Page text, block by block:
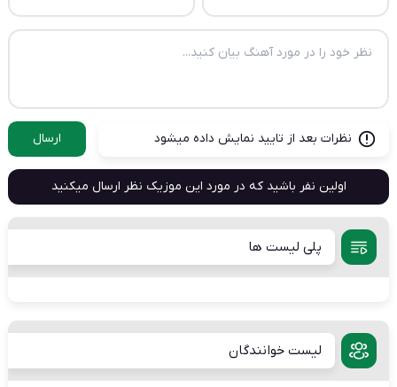
نظرات بعد از تایید نمایش داده میشود ارسال
اولین نفر باشید که در مورد این موزیک نظر ارسال میکنید
پلی لیست ها
لیست خوانندگان